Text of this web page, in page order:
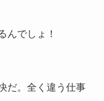
んでしょ！
だ。全く違う仕事